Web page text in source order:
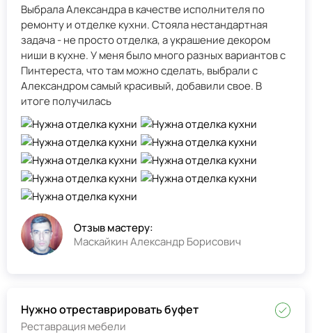
Выбрала Александра в качестве исполнителя по
ремонту и отделке кухни. Стояла нестандартная
задача - не просто отделка, а украшение декором
ниши в кухне. У меня было много разных вариантов с
Пинтереста, что там можно сделать, выбрали с
Александром самый красивый, добавили свое. В
итоге получилась
Отзыв мастеру:
Маскайкин Александр Борисович
Нужно отреставрировать буфет
Реставрация мебели